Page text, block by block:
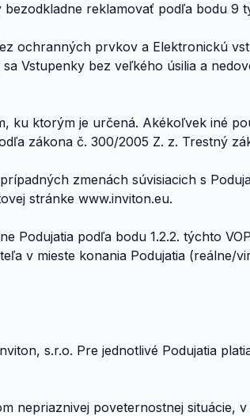
reklamovať podľa bodu 9
ochranných prvkov a Elektronickú
Vstupenky bez veľkého úsilia a
ku ktorým je určená. Akékoľvek iné
zákona č. 300/2005 Z. z. Trestný
zmenách súvisiacich s
stránke www.inviton.eu.
Podujatia podľa bodu 1.2.2. týchto
v mieste konania Podujatia (reálne/
s.r.o. Pre jednotlivé Podujatia
nepriaznivej poveternostnej situácie,